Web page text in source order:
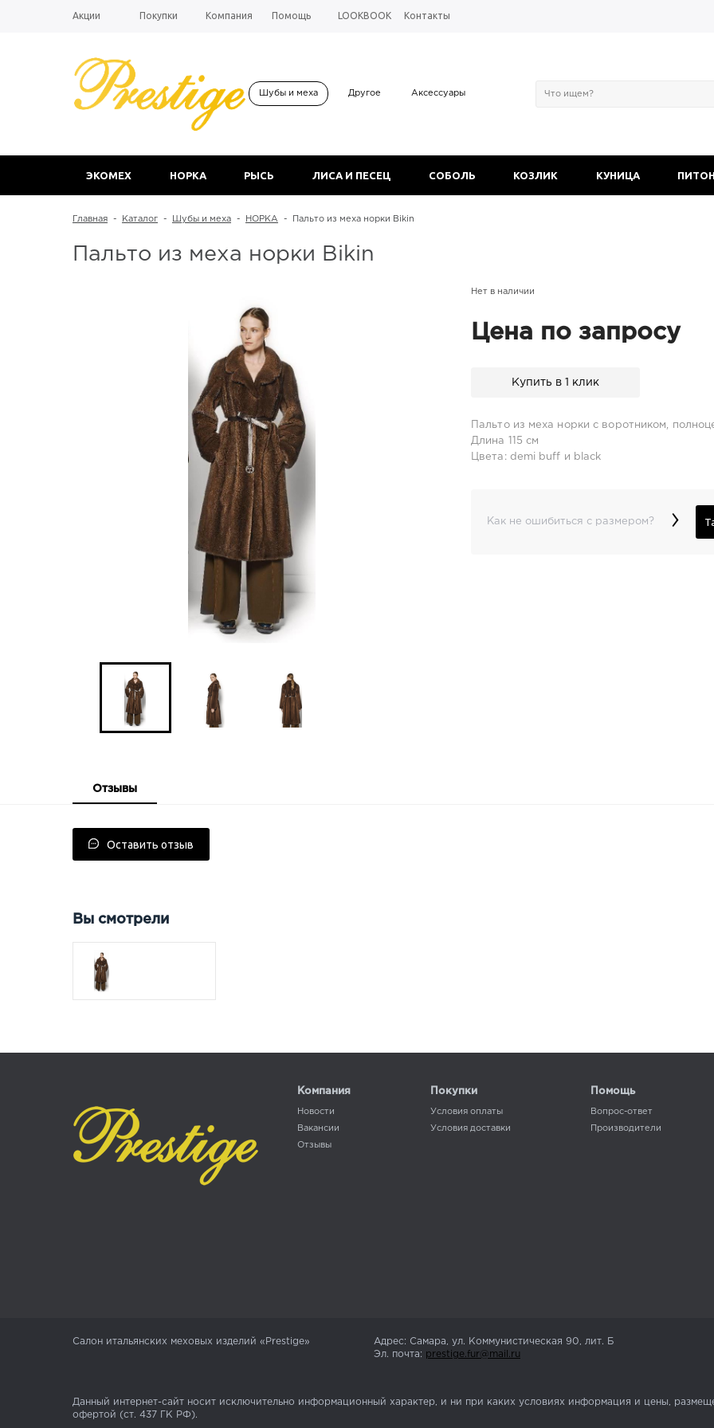
Акции Покупки Компания Помощь LOOKBOOK Контакты
Шубы и меха Другое Аксессуары
ЭКОМЕХ НОРКА РЫСЬ ЛИСА И ПЕСЕЦ СОБОЛЬ КОЗЛИК КУНИЦА ПИТОН
Главная - Каталог - Шубы и меха - НОРКА - Пальто из меха норки Bikin
Пальто из меха норки Bikin
Нет в наличии
Цена по запросу
Купить в 1 клик
Пальто из меха норки с воротником,
Длина 115 см
Цвета: demi buff и black
Как не ошибиться с размером? ›
Отзывы
Оставить отзыв
Вы смотрели
Компания
Новости
Вакансии
Отзывы
Покупки
Условия оплаты
Условия доставки
Помощь
Вопрос-ответ
Производители
Салон итальянских меховых изделий «Prestige»
Адрес: Самара, ул. Коммунистическая 90, лит. Б
Эл. почта: prestige.fur@mail.ru
Данный интернет-сайт носит исключительно информационный характер, и ни при каких условиях информация и цены,
офертой (ст. 437 ГК РФ).